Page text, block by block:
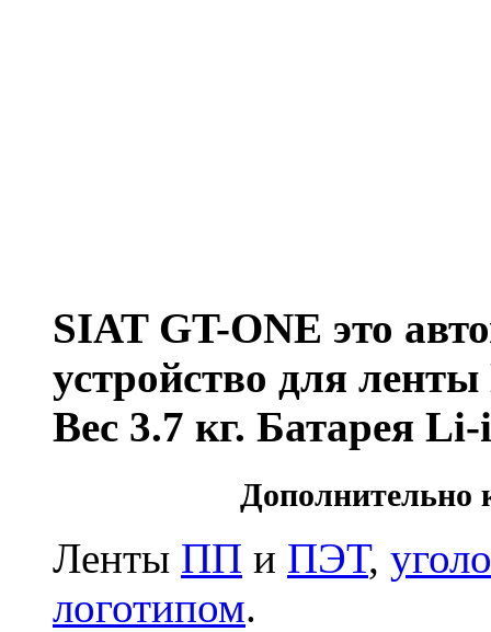
SIAT GT-ONE это
устройство для
Вес 3.7 кг. Батарея
Дополнительно
Ленты ПП и ПЭТ,
логотипом.